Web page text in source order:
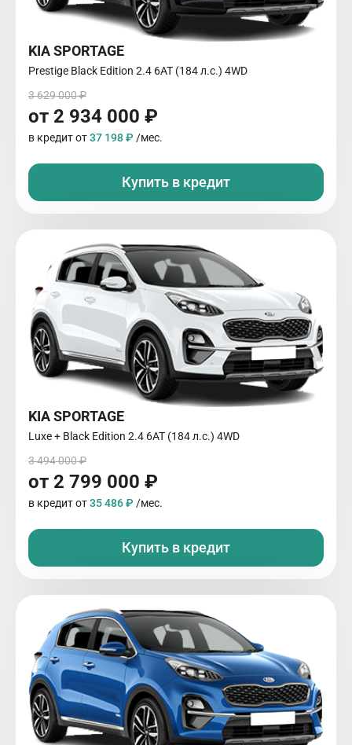
KIA SPORTAGE
Prestige Black Edition 2.4 6АТ (184 л.с.) 4WD
3 629 000 ₽
от 2 934 000 ₽
в кредит от37 198 ₽ /мес.
Купить в кредит
KIA SPORTAGE
Luxe + Black Edition 2.4 6АТ (184 л.с.) 4WD
3 494 000 ₽
от 2 799 000 ₽
в кредит от35 486 ₽ /мес.
Купить в кредит